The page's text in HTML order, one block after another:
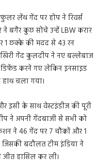
लेंथ गेंद पर होप ने रिवर्स
बगैर कुछ सोचे उन्हें LBW करार
1 छक्के की मदद से 43 रन
गेंद कुलदीप ने नए बल्लेबाज
करने गए लेकिन इनसाइड
चला गया।
इसी के साथ वेस्टइंडीज की पूरी
ने अपनी गेंदबाजी से सभी को
ने 46 गेंद पर 7 चौकों और 1
बदौलत टीम इंडिया ने
हासिल कर ली।